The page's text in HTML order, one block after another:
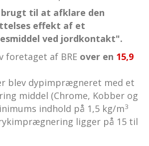
til at afklare den
effekt af et
ved jordkontakt".
foretaget af BRE over en 15,9
blev dypimprægneret med et
middel (Chrome, Kobber og
indhold på 1,5 kg/m3
ligger på 15 til